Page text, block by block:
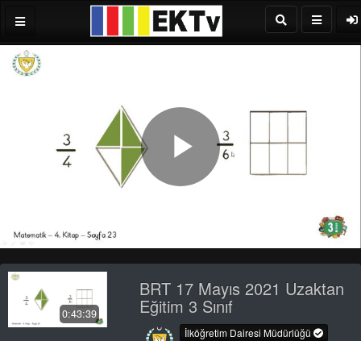
Play
Video
0:43:39
BRT 17 Mayıs 2021 Uzaktan
Eğitim 3 Sınıf
İlköğretim Dairesi Müdürlüğü